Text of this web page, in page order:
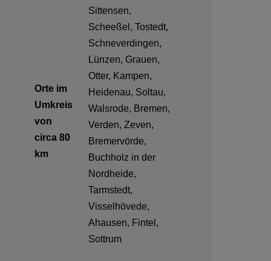
Orte im
Umkreis
von
circa 80
km
Sittensen,
Scheeßel, Tostedt,
Schneverdingen,
Lünzen, Grauen,
Otter, Kampen,
Heidenau, Soltau,
Walsrode, Bremen,
Verden, Zeven,
Bremervörde,
Buchholz in der
Nordheide,
Tarmstedt,
Visselhövede,
Ahausen, Fintel,
Sottrum